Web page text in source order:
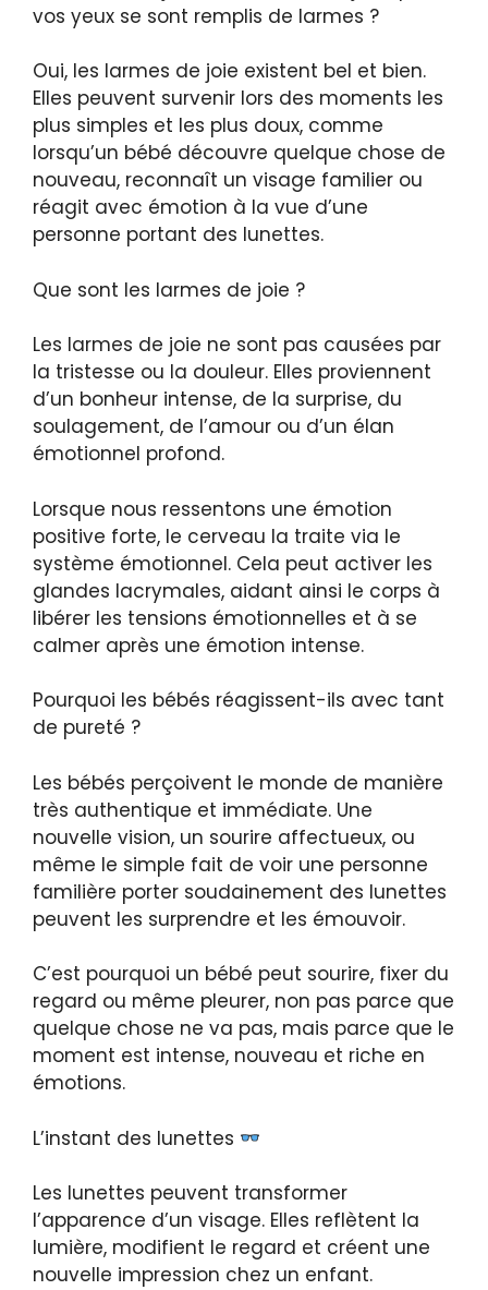
vos yeux se sont remplis de larmes ?
Oui, les larmes de joie existent bel et bien.
Elles peuvent survenir lors des moments les
plus simples et les plus doux, comme
lorsqu’un bébé découvre quelque chose de
nouveau, reconnaît un visage familier ou
réagit avec émotion à la vue d’une
personne portant des lunettes.
Que sont les larmes de joie ?
Les larmes de joie ne sont pas causées par
la tristesse ou la douleur. Elles proviennent
d’un bonheur intense, de la surprise, du
soulagement, de l’amour ou d’un élan
émotionnel profond.
Lorsque nous ressentons une émotion
positive forte, le cerveau la traite via le
système émotionnel. Cela peut activer les
glandes lacrymales, aidant ainsi le corps à
libérer les tensions émotionnelles et à se
calmer après une émotion intense.
Pourquoi les bébés réagissent-ils avec tant
de pureté ?
Les bébés perçoivent le monde de manière
très authentique et immédiate. Une
nouvelle vision, un sourire affectueux, ou
même le simple fait de voir une personne
familière porter soudainement des lunettes
peuvent les surprendre et les émouvoir.
C’est pourquoi un bébé peut sourire, fixer du
regard ou même pleurer, non pas parce que
quelque chose ne va pas, mais parce que le
moment est intense, nouveau et riche en
émotions.
L’instant des lunettes
Les lunettes peuvent transformer
l’apparence d’un visage. Elles reflètent la
lumière, modifient le regard et créent une
nouvelle impression chez un enfant.